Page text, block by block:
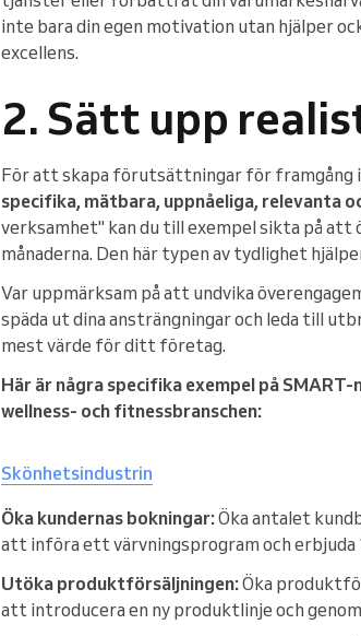
inte bara din egen motivation utan hjälper
excellens.
2. Sätt upp
För att skapa förutsättningar för framgång
specifika, mätbara, uppnåeliga, relevanta
verksamhet" kan du till exempel sikta på att
månaderna. Den här typen av tydlighet
Var uppmärksam på att undvika
späda ut dina ansträngningar och leda till
mest värde för ditt företag.
Här är några specifika exempel på
wellness- och fitnessbranschen:
Skönhetsindustrin
Öka kundernas bokningar:Öka antalet
att införa ett värvningsprogram och erbjuda
Utöka produktförsäljningen:Öka
att introducera en ny produktlinje och